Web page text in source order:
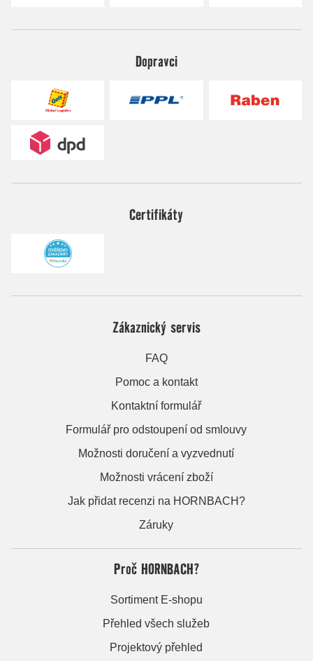
Dopravci
Certifikáty
Zákaznický servis
FAQ
Pomoc a kontakt
Kontaktní formulář
Formulář pro odstoupení od smlouvy
Možnosti doručení a vyzvednutí
Možnosti vrácení zboží
Jak přidat recenzi na HORNBACH?
Záruky
Proč HORNBACH?
Sortiment E-shopu
Přehled všech služeb
Projektový přehled